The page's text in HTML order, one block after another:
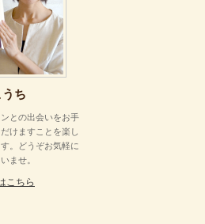
ち
との出会いをお手
けますことを楽し
。どうぞお気軽に
ませ。
こちら